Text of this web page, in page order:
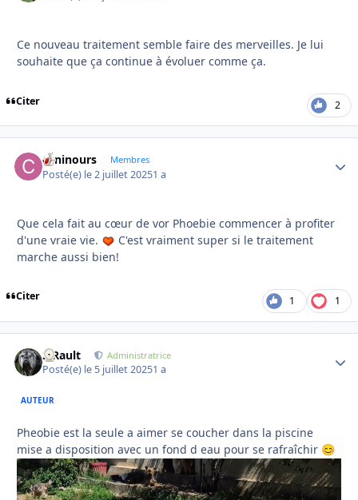
Ce nouveau traitement semble faire des merveilles. Je lui
souhaite que ça continue à évoluer comme ça.
Citer 2
caninours Membres
Posté(e) le 2 juillet 20251 a
Que cela fait au cœur de vor Phoebie commencer à profiter
d'une vraie vie.
C'est vraiment super si le traitement
marche aussi bien!
Citer 1 1
S.Rault Administratrice
Posté(e) le 5 juillet 20251 a
AUTEUR
Pheobie est la seule a aimer se coucher dans la piscine
mise a disposition avec un fond d eau pour se rafraîchir 😊